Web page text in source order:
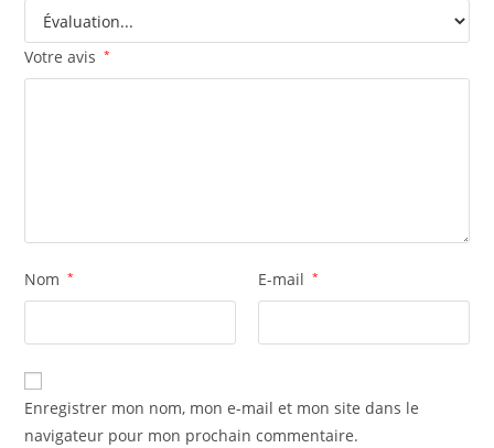
Votre avis *
Nom * E-mail *
Enregistrer mon nom, mon e-mail et mon site dans le
navigateur pour mon prochain commentaire.